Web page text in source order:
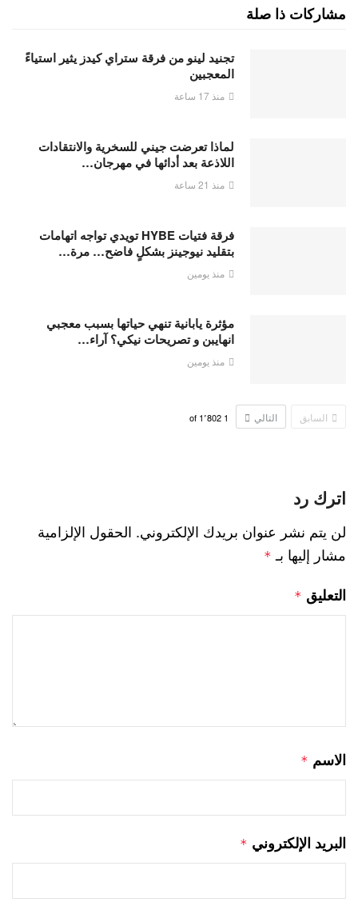
مشاركات ذا صلة
تجنيد لينو من فرقة ستراي كيدز يثير استياءً
المعجبين
منذ 17 ساعة
لماذا تعرضت جيني للسخرية والانتقادات
اللاذعة بعد أدائها في مهرجان…
منذ 21 ساعة
فرقة فتيات HYBE تويدي تواجه اتهامات
بتقليد نيوجينز بشكلٍ فاضح… مرة…
منذ يومين
مؤثرة يابانية تنهي حياتها بسبب معجبي
انهايبن و تصريحات نيكي؟ آراء…
منذ يومين
السابق التالي 1 1٬802
اترك رد
لن يتم نشر عنوان بريدك الإلكتروني. الحقول الإلزامية
مشار إليها بـ *
التعليق *
الاسم *
البريد الإلكتروني *